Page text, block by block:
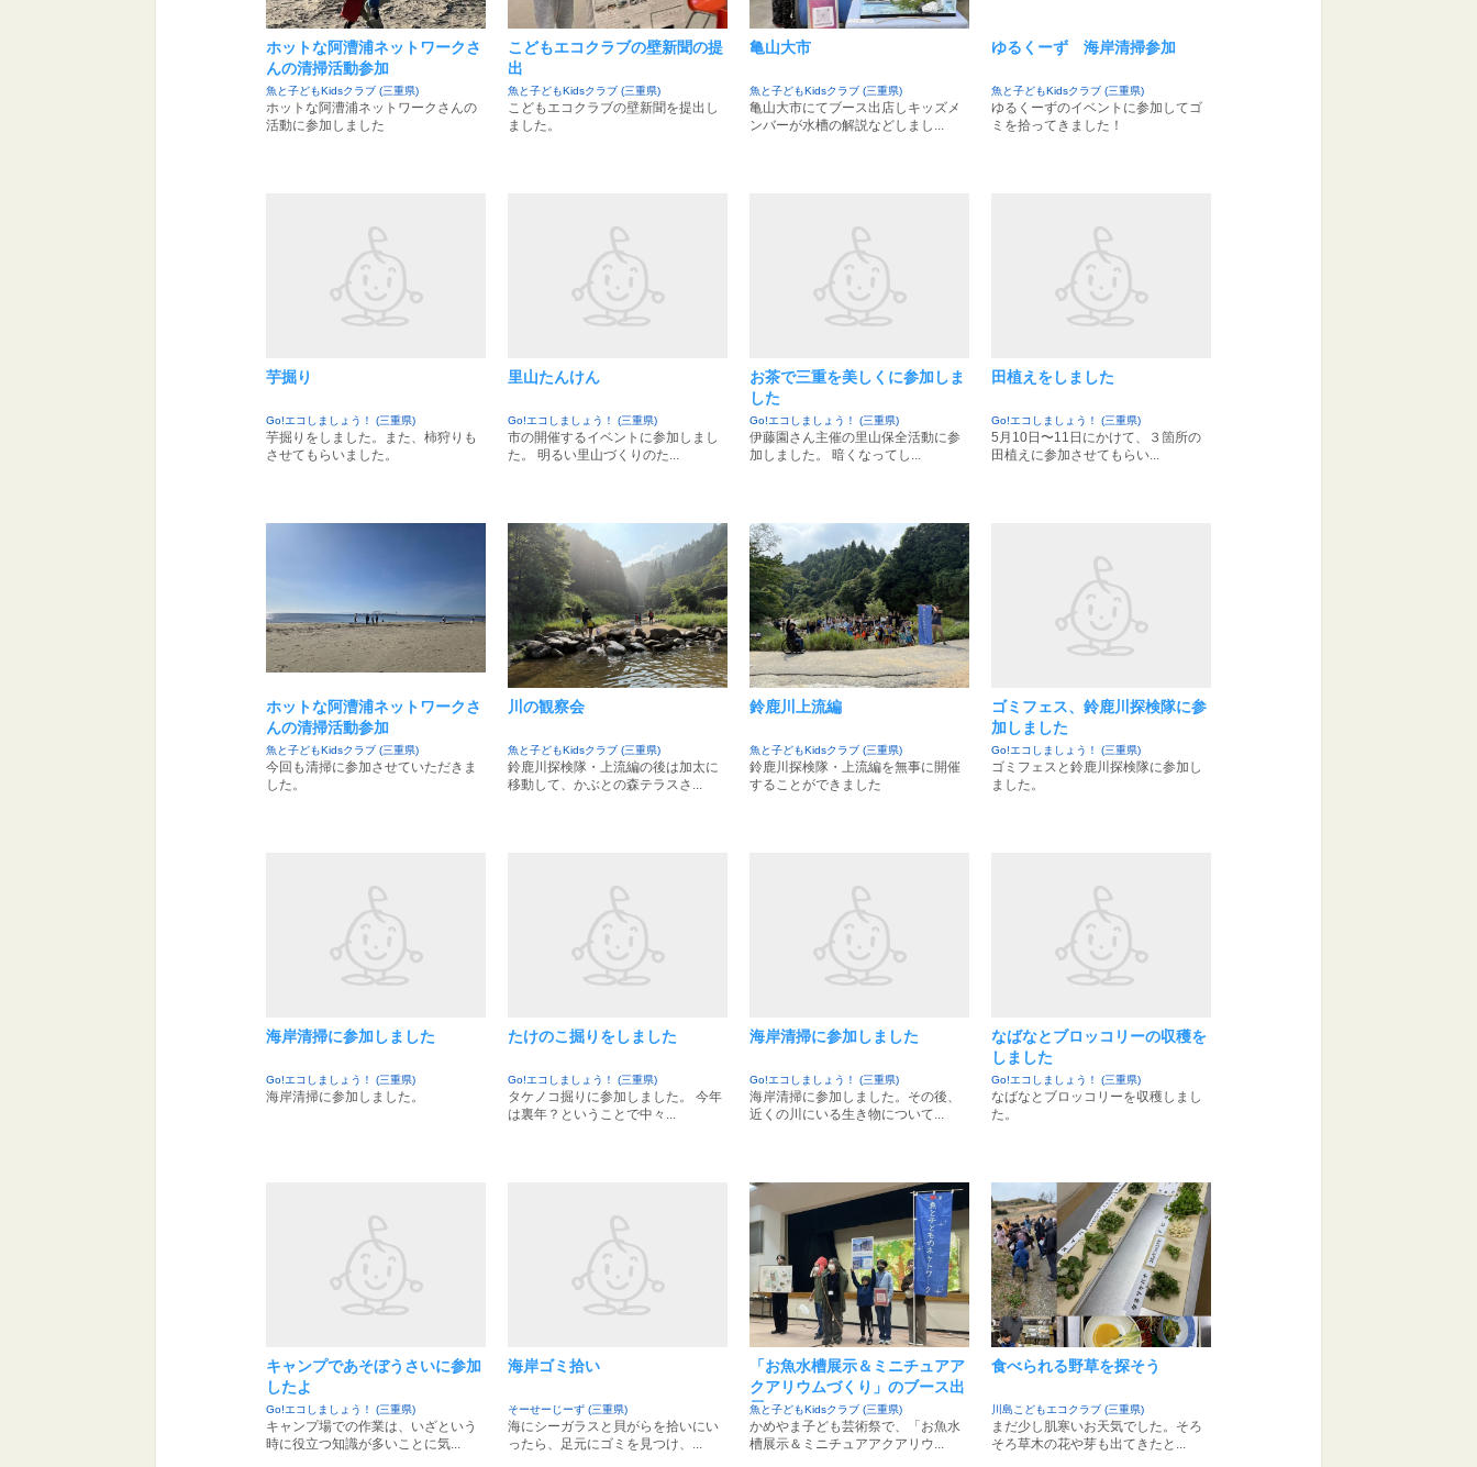
ホットな阿漕浦ネットワークさ
んの清掃活動参加
魚と子どもKidsクラブ (三重県)
ホットな阿漕浦ネットワークさんの
活動に参加しました
こどもエコクラブの壁新聞の提
出
魚と子どもKidsクラブ (三重県)
こどもエコクラブの壁新聞を提出し
ました。
亀山大市
魚と子どもKidsクラブ (三重県)
亀山大市にてブース出店しキッズメ
ンバーが水槽の解説などしまし...
ゆるくーず 海岸清掃参加
魚と子どもKidsクラブ (三重県)
ゆるくーずのイベントに参加してゴ
ミを拾ってきました！
芋掘り
Go!エコしましょう！ (三重県)
芋掘りをしました。また、柿狩りも
させてもらいました。
里山たんけん
Go!エコしましょう！ (三重県)
市の開催するイベントに参加しまし
た。 明るい里山づくりのた...
お茶で三重を美しくに参加しま
した
Go!エコしましょう！ (三重県)
伊藤園さん主催の里山保全活動に参
加しました。 暗くなってし...
田植えをしました
Go!エコしましょう！ (三重県)
5月10日〜11日にかけて、３箇所の
田植えに参加させてもらい...
ホットな阿漕浦ネットワークさ
んの清掃活動参加
魚と子どもKidsクラブ (三重県)
今回も清掃に参加させていただきま
した。
川の観察会
魚と子どもKidsクラブ (三重県)
鈴鹿川探検隊・上流編の後は加太に
移動して、かぶとの森テラスさ...
鈴鹿川上流編
魚と子どもKidsクラブ (三重県)
鈴鹿川探検隊・上流編を無事に開催
することができました
ゴミフェス、鈴鹿川探検隊に参
加しました
Go!エコしましょう！ (三重県)
ゴミフェスと鈴鹿川探検隊に参加し
ました。
海岸清掃に参加しました
Go!エコしましょう！ (三重県)
海岸清掃に参加しました。
たけのこ掘りをしました
Go!エコしましょう！ (三重県)
タケノコ掘りに参加しました。 今年
は裏年？ということで中々...
海岸清掃に参加しました
Go!エコしましょう！ (三重県)
海岸清掃に参加しました。その後、
近くの川にいる生き物について...
なばなとブロッコリーの収穫を
しました
Go!エコしましょう！ (三重県)
なばなとブロッコリーを収穫しまし
た。
キャンプであそぼうさいに参加
したよ
Go!エコしましょう！ (三重県)
キャンプ場での作業は、いざという
時に役立つ知識が多いことに気...
海岸ゴミ拾い
そーせーじーず (三重県)
海にシーガラスと貝がらを拾いにい
ったら、足元にゴミを見つけ、...
「お魚水槽展示＆ミニチュアア
クアリウムづくり」のブース出
展！
魚と子どもKidsクラブ (三重県)
かめやま子ども芸術祭で、「お魚水
槽展示＆ミニチュアアクアリウ...
食べられる野草を探そう
川島こどもエコクラブ (三重県)
まだ少し肌寒いお天気でした。そろ
そろ草木の花や芽も出てきたと...